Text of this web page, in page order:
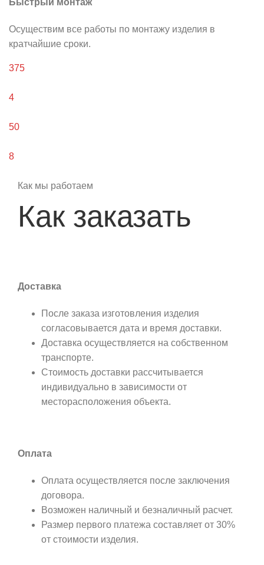
Осуществим все работы по монтажу изделия в
кратчайшие сроки.
375
4
50
8
Как мы работаем
Как заказать
Доставка
После заказа изготовления изделия
согласовывается дата и время доставки.
Доставка осуществляется на собственном
транспорте.
Стоимость доставки рассчитывается
индивидуально в зависимости от
месторасположения объекта.
Оплата
Оплата осуществляется после заключения
договора.
Возможен наличный и безналичный расчет.
Размер первого платежа составляет от 30%
от стоимости изделия.